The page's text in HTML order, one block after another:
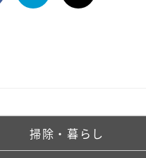
掃除・暮らし